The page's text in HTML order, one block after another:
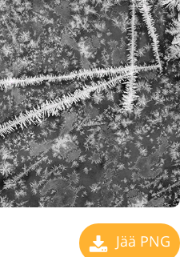
Jää PNG